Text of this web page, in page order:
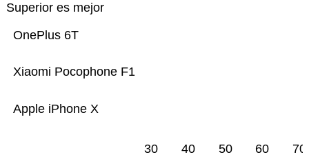
Superior es mejor
Apple iPhone X
Xiaomi Pocophone F1
OnePlus 6T
30 40 50 60 70